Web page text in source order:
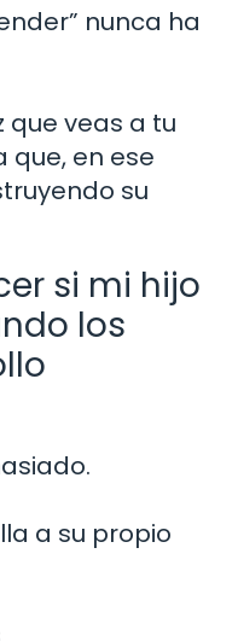
nunca ha
que veas a tu
que, en ese
su
si mi hijo
los
a su propio